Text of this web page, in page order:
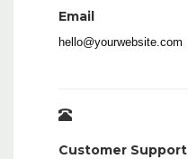
Email
hello@yourwebsite.com
Customer Support